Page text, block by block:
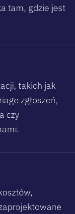
tam, gdzie jest
takich jak
zgłoszeń,
czy